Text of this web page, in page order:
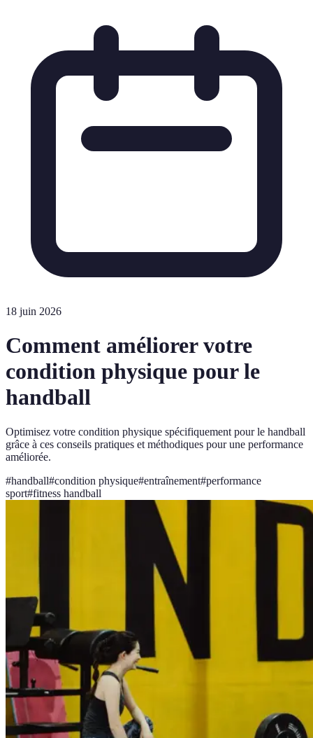
18 juin 2026
Comment améliorer votre
condition physique pour le
handball
Optimisez votre condition physique spécifiquement pour le handball
grâce à ces conseils pratiques et méthodiques pour une performance
améliorée.
#handball#condition physique#entraînement#performance
sport#fitness handball